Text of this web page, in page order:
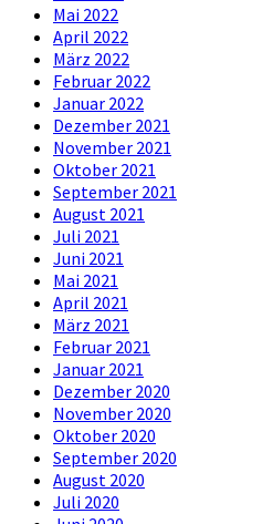
Mai 2022
April 2022
März 2022
Februar 2022
Januar 2022
Dezember 2021
November 2021
Oktober 2021
September 2021
August 2021
Juli 2021
Juni 2021
Mai 2021
April 2021
März 2021
Februar 2021
Januar 2021
Dezember 2020
November 2020
Oktober 2020
September 2020
August 2020
Juli 2020